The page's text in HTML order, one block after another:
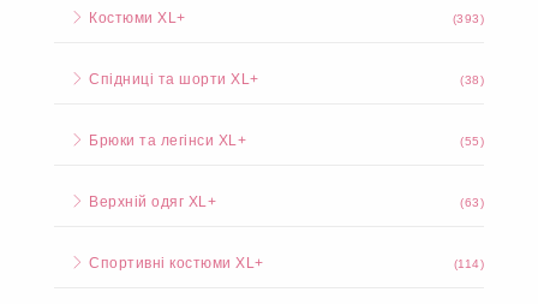
Костюми XL+ (393)
Спідниці та шорти XL+ (38)
Брюки та легінси XL+ (55)
Верхній одяг XL+ (63)
Спортивні костюми XL+ (114)